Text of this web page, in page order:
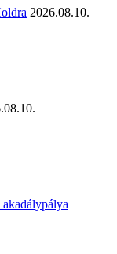
2026.08.10.